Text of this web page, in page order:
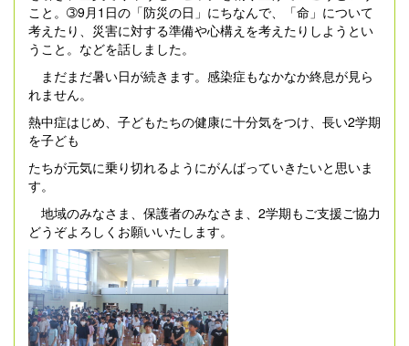
こと。➂9月1日の「防災の日」にちなんで、「命」について
考えたり、災害に対する準備や心構えを考えたりしようとい
うこと。などを話しました。
まだまだ暑い日が続きます。感染症もなかなか終息が見ら
れません。
熱中症はじめ、子どもたちの健康に十分気をつけ、長い2学期
を子ども
たちが元気に乗り切れるようにがんばっていきたいと思いま
す。
地域のみなさま、保護者のみなさま、2学期もご支援ご協力
どうぞよろしくお願いいたします。